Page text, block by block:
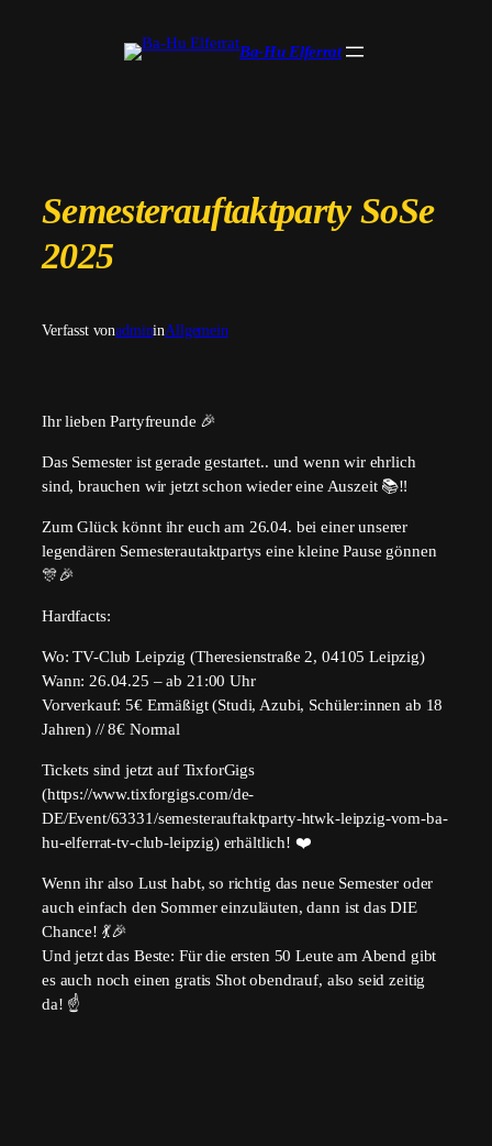
Ba-Hu Elferrat
Semesterauftaktparty SoSe
2025
Verfasst vonadmininAllgemein
Ihr lieben Partyfreunde 🎉
Das Semester ist gerade gestartet.. und wenn wir ehrlich
sind, brauchen wir jetzt schon wieder eine Auszeit 📚‼️
Zum Glück könnt ihr euch am 26.04. bei einer unserer
legendären Semesterautaktpartys eine kleine Pause gönnen
🎊🎉
Hardfacts:
Wo: TV-Club Leipzig (Theresienstraße 2, 04105 Leipzig)
Wann: 26.04.25 – ab 21:00 Uhr
Vorverkauf: 5€ Ermäßigt (Studi, Azubi, Schüler:innen ab 18
Jahren) // 8€ Normal
Tickets sind jetzt auf TixforGigs
(https://www.tixforgigs.com/de-
DE/Event/63331/semesterauftaktparty-htwk-leipzig-vom-ba-
hu-elferrat-tv-club-leipzig) erhältlich! ❤️
Wenn ihr also Lust habt, so richtig das neue Semester oder
auch einfach den Sommer einzuläuten, dann ist das DIE
Chance! 💃🎉
Und jetzt das Beste: Für die ersten 50 Leute am Abend gibt
es auch noch einen gratis Shot obendrauf, also seid zeitig
da! ☝️